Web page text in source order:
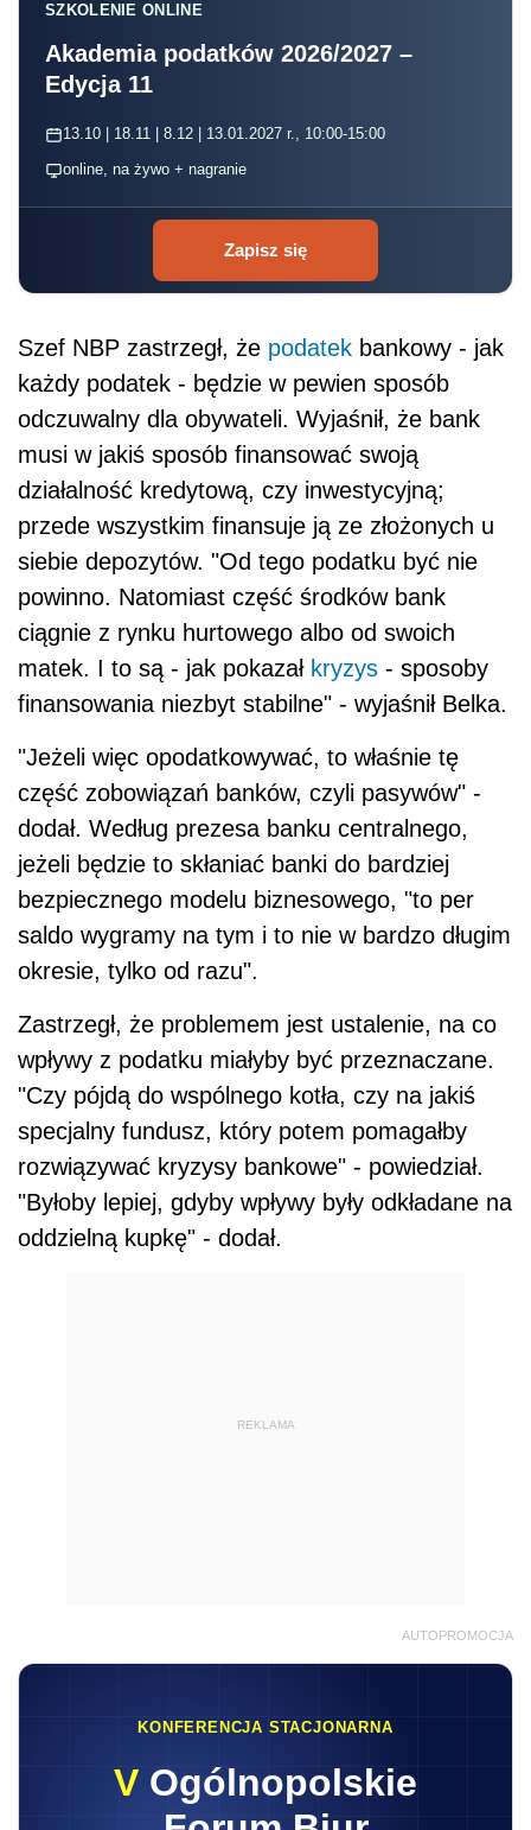
SZKOLENIE ONLINE
Akademia podatków 2026/2027 –
Edycja 11
13.10 | 18.11 | 8.12 | 13.01.2027 r., 10:00-15:00
online, na żywo + nagranie
Zapisz się
Szef NBP zastrzegł, że podatek bankowy - jak
każdy podatek - będzie w pewien sposób
odczuwalny dla obywateli. Wyjaśnił, że bank
musi w jakiś sposób finansować swoją
działalność kredytową, czy inwestycyjną;
przede wszystkim finansuje ją ze złożonych u
siebie depozytów. "Od tego podatku być nie
powinno. Natomiast część środków bank
ciągnie z rynku hurtowego albo od swoich
matek. I to są - jak pokazał kryzys - sposoby
finansowania niezbyt stabilne" - wyjaśnił Belka.
"Jeżeli więc opodatkowywać, to właśnie tę
część zobowiązań banków, czyli pasywów" -
dodał. Według prezesa banku centralnego,
jeżeli będzie to skłaniać banki do bardziej
bezpiecznego modelu biznesowego, "to per
saldo wygramy na tym i to nie w bardzo długim
okresie, tylko od razu".
Zastrzegł, że problemem jest ustalenie, na co
wpływy z podatku miałyby być przeznaczane.
"Czy pójdą do wspólnego kotła, czy na jakiś
specjalny fundusz, który potem pomagałby
rozwiązywać kryzysy bankowe" - powiedział.
"Byłoby lepiej, gdyby wpływy były odkładane na
oddzielną kupkę" - dodał.
REKLAMA
AUTOPROMOCJA
KONFERENCJA STACJONARNA
V Ogólnopolskie